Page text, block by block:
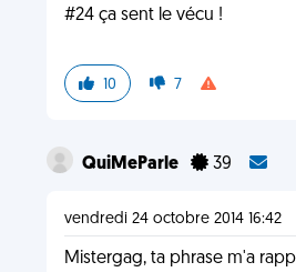
#24 ça sent le vécu !
10 7
QuiMeParle 39
vendredi 24 octobre 2014 16:42
Mistergag, ta phrase m'a